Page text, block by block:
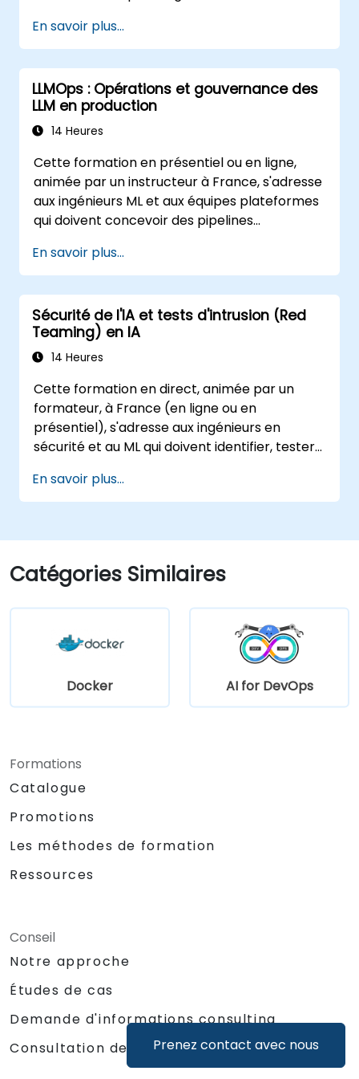
Prenez contact avec nous
En savoir plus...
LLMOps : Opérations et gouvernance des
LLM en production
14 Heures
Cette formation en présentiel ou en ligne,
animée par un instructeur à France, s'adresse
aux ingénieurs ML et aux équipes plateformes
qui doivent concevoir des pipelines
propulsées par des LLM à grande échelle.
En savoir plus...
Sécurité de l'IA et tests d'intrusion (Red
Teaming) en IA
14 Heures
Cette formation en direct, animée par un
formateur, à France (en ligne ou en
présentiel), s'adresse aux ingénieurs en
sécurité et au ML qui doivent identifier, tester
modèles d'apprentissage automatique et les
applications alimentées par des LLM.
En savoir plus...
Catégories Similaires
Docker AI for DevOps
Formations
Catalogue
Promotions
Les méthodes de formation
Ressources
Conseil
Notre approche
Études de cas
Demande d'informations consulting
Consultation de catalogue